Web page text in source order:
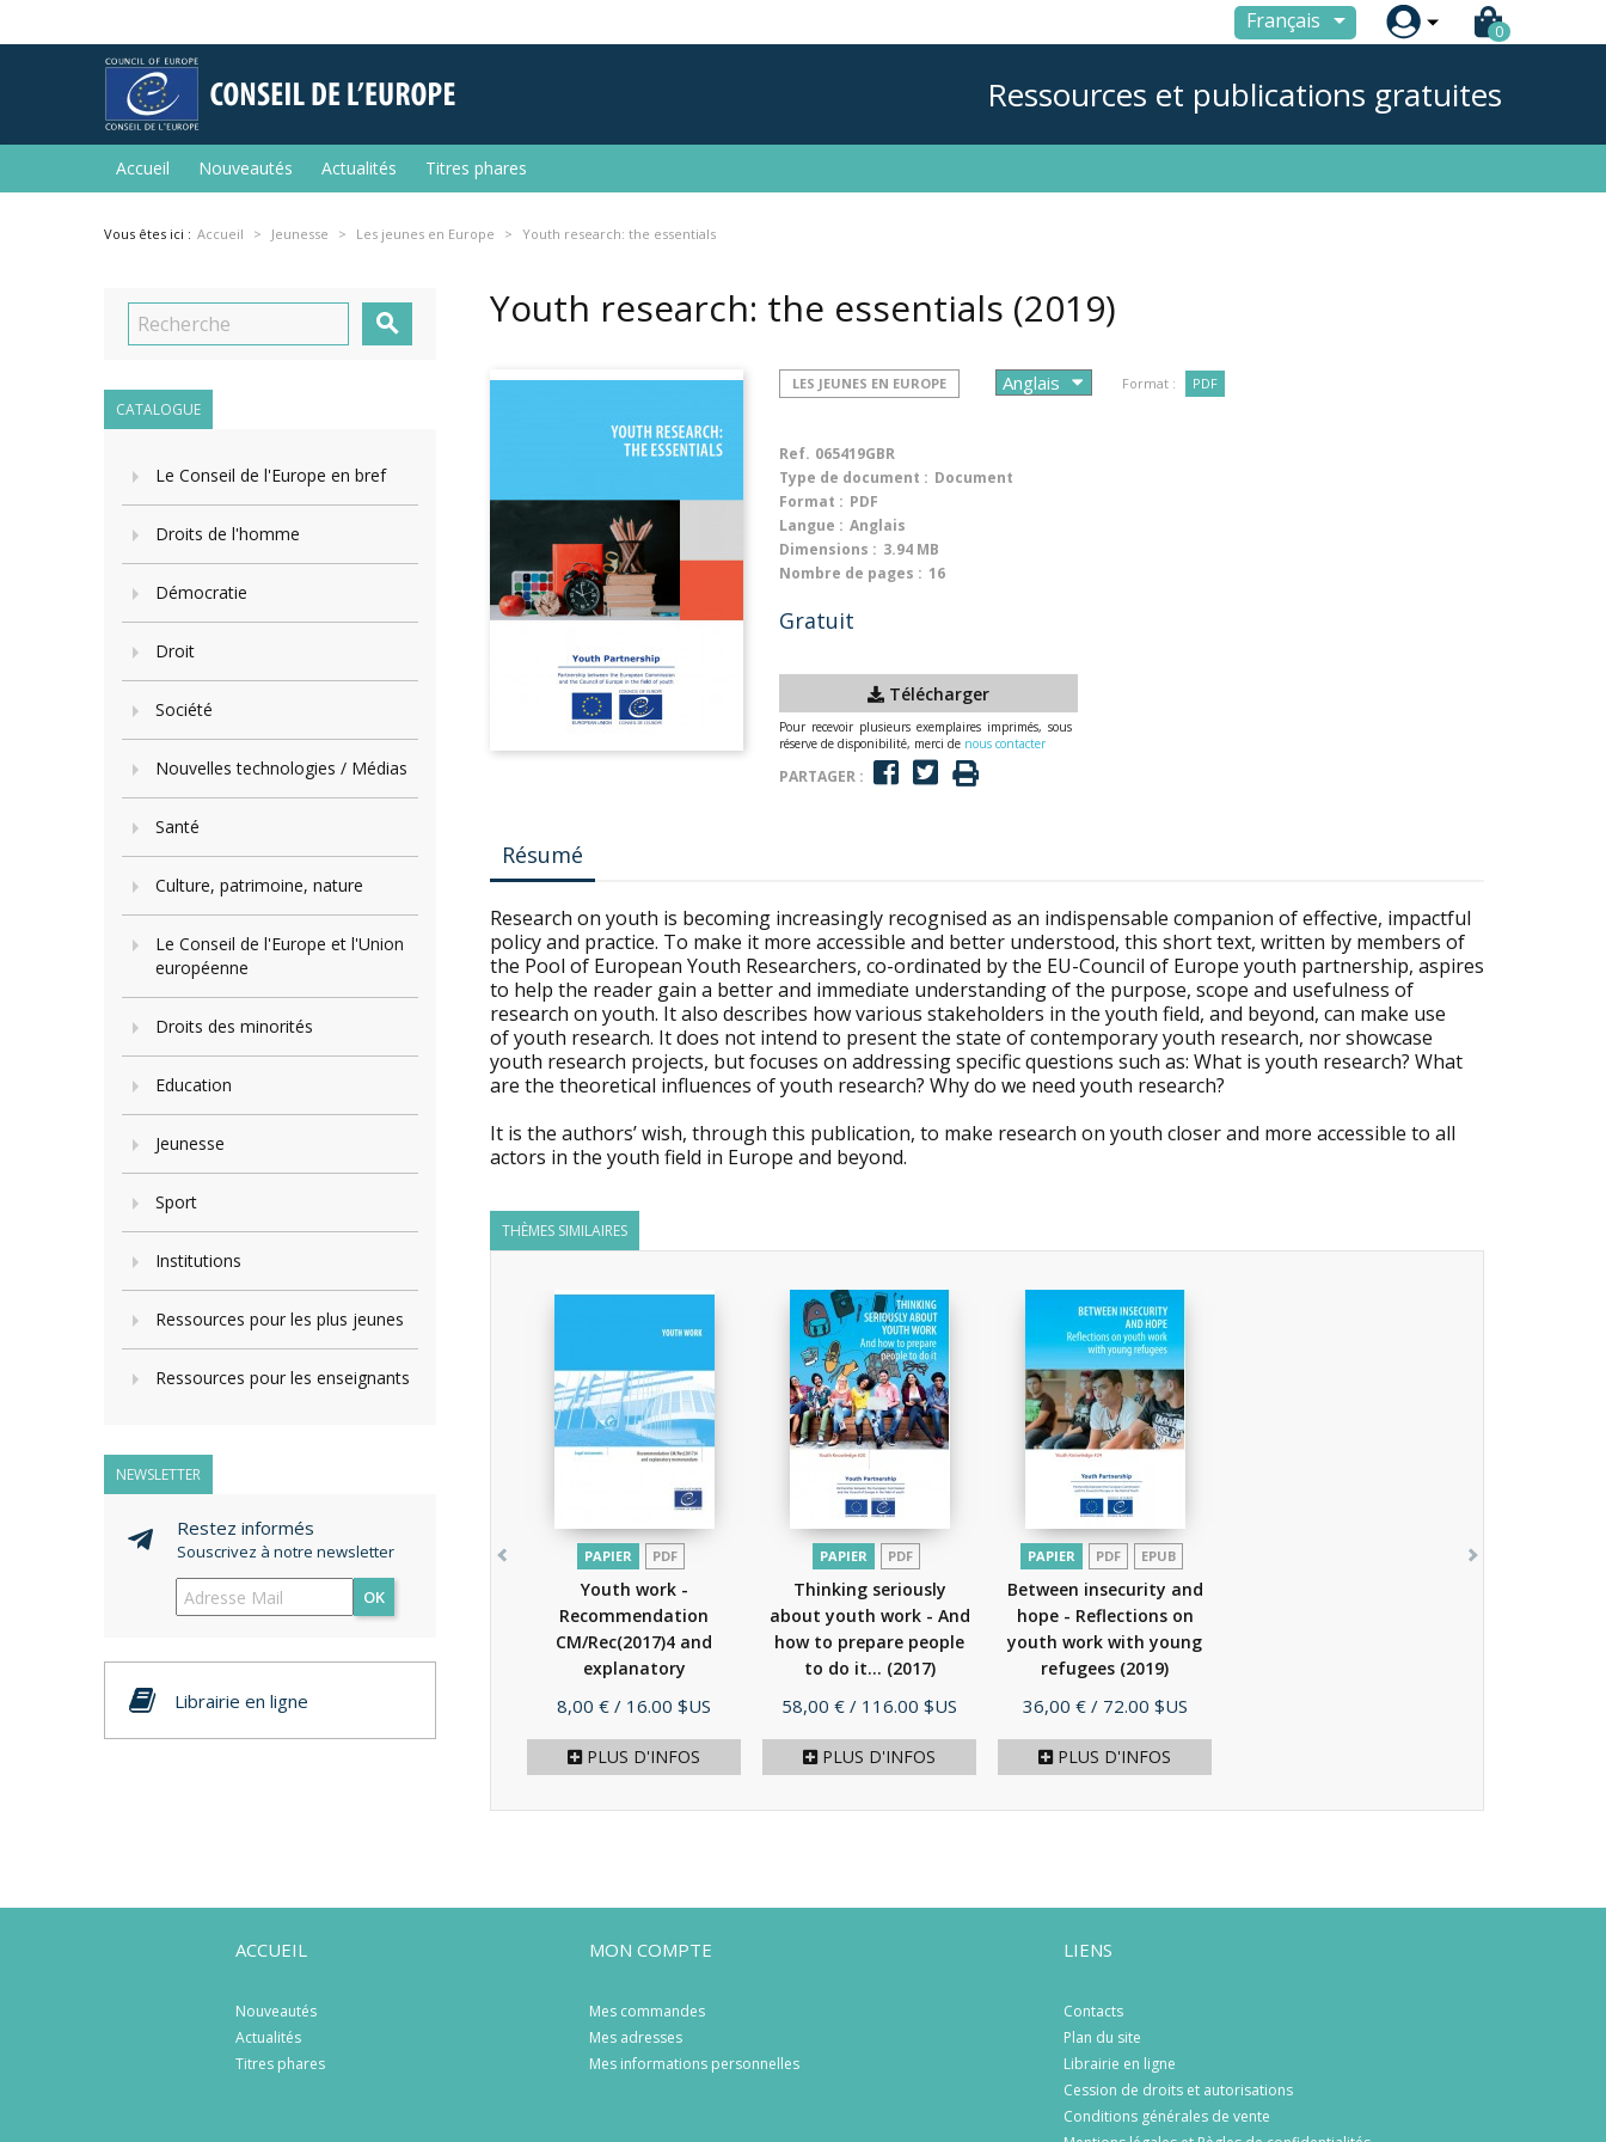
Français  0
Ressources et publications gratuites
Accueil Nouveautés Actualités Titres phares
Vous êtes ici : Accueil Jeunesse Les jeunes en Europe Youth research: the essentials

CATALOGUE
Le Conseil de l'Europe en bref
Droits de l'homme
Démocratie
Droit
Société
Nouvelles technologies / Médias
Santé
Culture, patrimoine, nature
Le Conseil de l'Europe et l'Union
européenne
Droits des minorités
Education
Jeunesse
Sport
Institutions
Ressources pour les plus jeunes
Ressources pour les enseignants
NEWSLETTER
Restez informés
Souscrivez à notre newsletter
OK
Librairie en ligne
Youth research: the essentials (2019)
LES JEUNES EN EUROPE Format : PDF
Ref. 065419GBR
Type de document : Document
Format : PDF
Langue : Anglais
Dimensions : 3.94 MB
Nombre de pages : 16
Gratuit
Télécharger
Pour recevoir plusieurs exemplaires imprimés, sous
réserve de disponibilité, merci de nous contacter
PARTAGER :
Résumé
Research on youth is becoming increasingly recognised as an indispensable companion of effective, impactful
policy and practice. To make it more accessible and better understood, this short text, written by members of
the Pool of European Youth Researchers, co-ordinated by the EU-Council of Europe youth partnership, aspires
to help the reader gain a better and immediate understanding of the purpose, scope and usefulness of
research on youth. It also describes how various stakeholders in the youth field, and beyond, can make use
of youth research. It does not intend to present the state of contemporary youth research, nor showcase
youth research projects, but focuses on addressing specific questions such as: What is youth research? What
are the theoretical influences of youth research? Why do we need youth research?
It is the authors’ wish, through this publication, to make research on youth closer and more accessible to all
actors in the youth field in Europe and beyond.
THÈMES SIMILAIRES
PAPIER PDF
Youth work -
Recommendation
CM/Rec(2017)4 and
explanatory
(2017)
Prix
8,00 € / 16.00 $US
PLUS D'INFOS
PAPIER PDF
Thinking seriously
about youth work - And
how to prepare people
to do it... (2017)
Prix
58,00 € / 116.00 $US
PLUS D'INFOS
PAPIER PDF EPUB
Between insecurity and
hope - Reflections on
youth work with young
refugees (2019)
Prix
36,00 € / 72.00 $US
PLUS D'INFOS
ACCUEIL
Nouveautés
Actualités
Titres phares
MON COMPTE
Mes commandes
Mes adresses
Mes informations personnelles
LIENS
Contacts
Plan du site
Librairie en ligne
Cession de droits et autorisations
Conditions générales de vente